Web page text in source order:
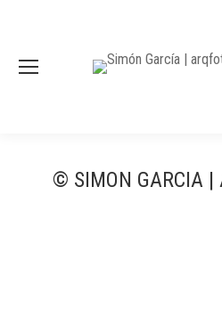
© SIMON GARCIA |